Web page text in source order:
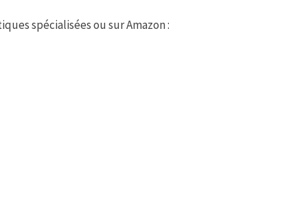
spécialisées ou sur Amazon :